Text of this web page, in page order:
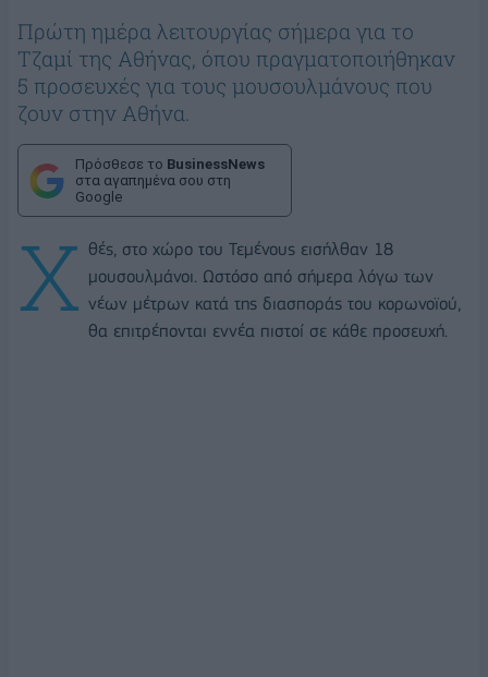
Πρώτη ημέρα λειτουργίας σήμερα για το
Τζαμί της Αθήνας, όπου πραγματοποιήθηκαν
5 προσευχές για τους μουσουλμάνους που
ζουν στην Αθήνα.
Πρόσθεσε το BusinessNews
στα αγαπημένα σου στη
Google
Χ θές, στο χώρο του Τεμένους εισήλθαν 18
μουσουλμάνοι. Ωστόσο από σήμερα λόγω των
νέων μέτρων κατά της διασποράς του κορωνοϊού,
θα επιτρέπονται εννέα πιστοί σε κάθε προσευχή.